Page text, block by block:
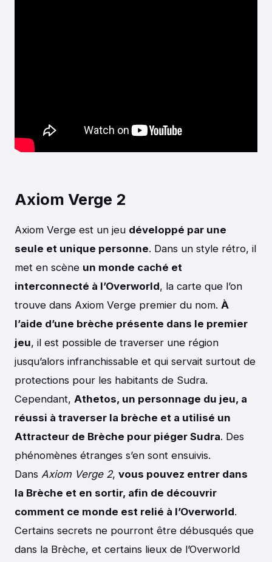
Axiom Verge 2
Axiom Verge est un jeu développé par une
seule et unique personne. Dans un style rétro, il
met en scène un monde caché et
interconnecté à l’Overworld, la carte que l’on
trouve dans Axiom Verge premier du nom. À
l’aide d’une brèche présente dans le premier
jeu, il est possible de traverser une région
jusqu’alors infranchissable et qui servait surtout de
protections pour les habitants de Sudra.
Cependant, Athetos, un personnage du jeu, a
réussi à traverser la brèche et a utilisé un
Attracteur de Brèche pour piéger Sudra. Des
phénomènes étranges s’en sont ensuivis.
Dans Axiom Verge 2, vous pouvez entrer dans
la Brèche et en sortir, afin de découvrir
comment ce monde est relié à l’Overworld.
Certains secrets ne pourront être débusqués que
dans la Brèche, et certains lieux de l’Overworld